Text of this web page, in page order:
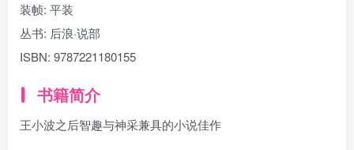
装帧: 平装
丛书: 后浪·说部
ISBN: 9787221180155
书籍简介
王小波之后智趣与神采兼具的小说佳作